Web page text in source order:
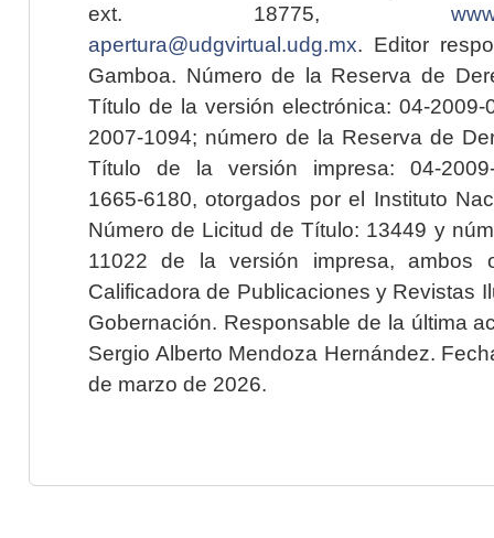
ext. 18775,
apertura@udgvirtual.udg.mx. Editor
Gamboa. Número de la Reserva de
Título de la versión electrónica: 04-2009-
2007-1094; número de la Reserva de
Título de la versión impresa: 04-2009-
1665-6180, otorgados por el Instituto
Número de Licitud de Título: 13449 y
11022 de la versión impresa, ambos
Calificadora de Publicaciones y Revistas
Gobernación. Responsable de la última
Sergio Alberto Mendoza Hernández.
de marzo de 2026.